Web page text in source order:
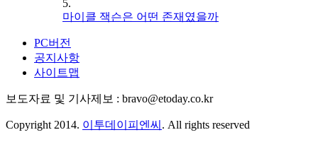
5.
마이클 잭슨은 어떤 존재였을까
PC버전
공지사항
사이트맵
보도자료 및 기사제보 : bravo@etoday.co.kr
Copyright 2014. 이투데이피엔씨 . All rights reserved